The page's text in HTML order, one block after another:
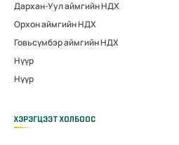
Дархан-Уул аймгийн НДХ
Орхон аймгийн НДХ
Говьсүмбэр аймгийн НДХ
Нүүр
Нүүр
ХЭРЭГЦЭЭТ ХОЛБООС